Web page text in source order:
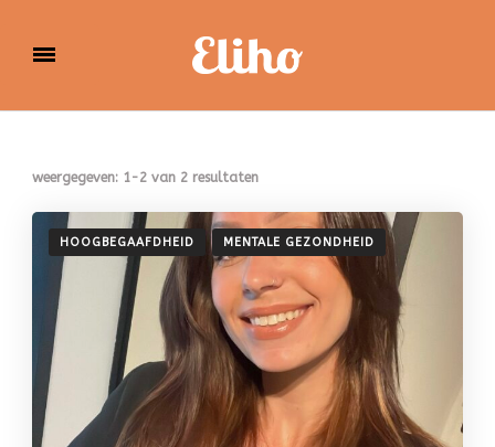
Eliho
weergegeven: 1-2 van 2 resultaten
HOOGBEGAAFDHEID MENTALE GEZONDHEID